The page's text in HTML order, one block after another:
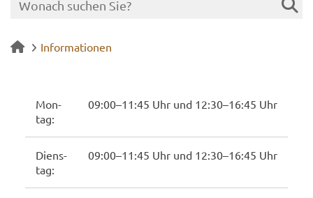
Informationen
Mon­
tag:
09:00–11:45 Uhr und 12:30–16:45 Uhr
Diens­
tag:
09:00–11:45 Uhr und 12:30–16:45 Uhr